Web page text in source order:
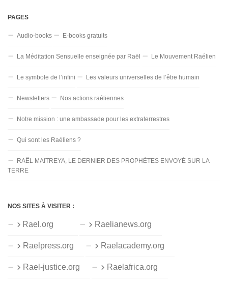
PAGES
Audio-books E-books gratuits
La Méditation Sensuelle enseignée par Raël Le Mouvement Raélien
Le symbole de l’infini Les valeurs universelles de l’être humain
Newsletters Nos actions raéliennes
Notre mission : une ambassade pour les extraterrestres
Qui sont les Raéliens ?
RAËL MAITREYA, LE DERNIER DES PROPHÈTES ENVOYÉ SUR LA
TERRE
NOS SITES À VISITER :
Rael.org Raelianews.org
Raelpress.org Raelacademy.org
Rael-justice.org Raelafrica.org